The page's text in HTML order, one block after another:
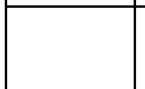
Ширина: 150 см